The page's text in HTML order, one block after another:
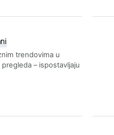
trendovima u
– ispostavljaju